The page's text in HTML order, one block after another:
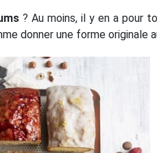
? Au moins, il y en a pour
donner une forme originale